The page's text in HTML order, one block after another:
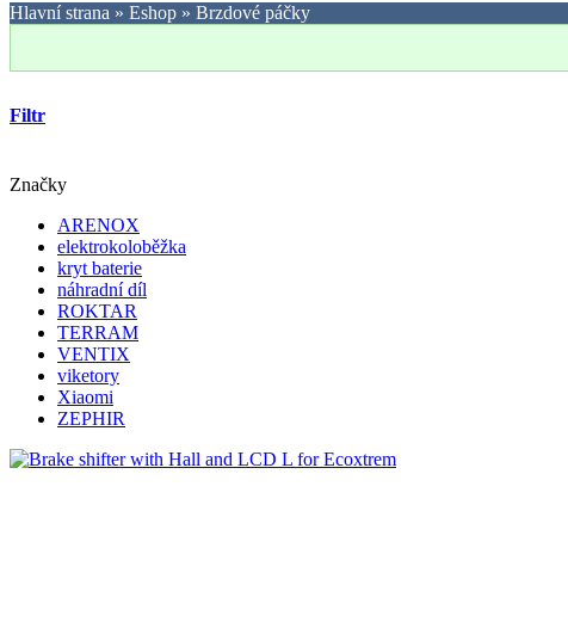
Hlavní strana » Eshop » Brzdové páčky
Filtr
Značky
ARENOX
elektrokoloběžka
kryt baterie
náhradní díl
ROKTAR
TERRAM
VENTIX
viketory
Xiaomi
ZEPHIR